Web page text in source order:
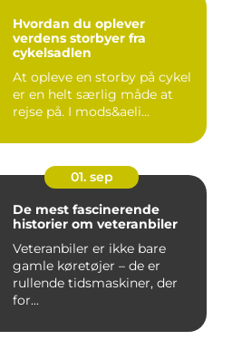
Hvordan du oplever
verdens storbyer fra
cykelsadlen
At opleve en storby på cykel
er en helt særlig måde at
rejse på. I mods&aeli...
01. sep
De mest fascinerende
historier om veteranbiler
Veteranbiler er ikke bare
gamle køretøjer – de er
rullende tidsmaskiner, der
for...